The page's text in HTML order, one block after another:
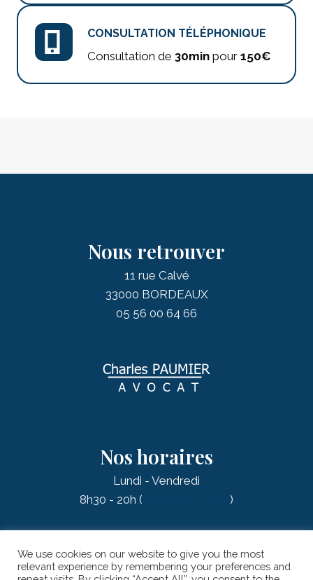
CONSULTATION TÉLÉPHONIQUE
Consultation de 30min pour 150€
Nous retrouver
11 rue Calvé
33000 BORDEAUX
05 56 00 64 66
Nos horaires
Lundi - Vendredi
8h30 - 20h (
)
We use cookies on our website to give you the most
relevant experience by remembering your preferences and